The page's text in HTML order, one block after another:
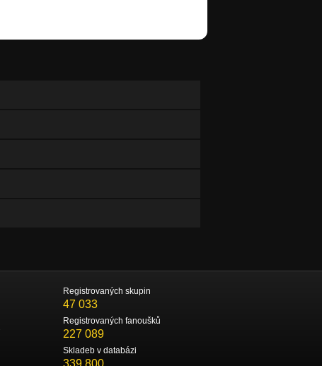
Registrovaných skupin
47 033
Registrovaných fanoušků
227 089
Skladeb v databázi